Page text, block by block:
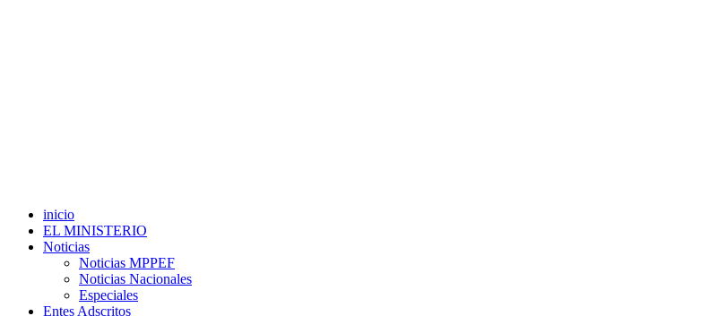
inicio
EL MINISTERIO
Noticias
Noticias MPPEF
Noticias Nacionales
Especiales
Entes Adscritos